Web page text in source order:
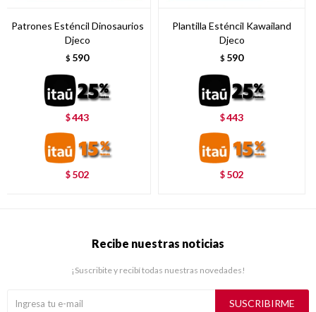
Patrones Esténcil Dinosaurios
Djeco
$ 590
$443
$ 502
Plantilla Esténcil Kawailand
Djeco
$ 590
$443
$ 502
Recibe nuestras noticias
¡Suscribite y recibí todas nuestras novedades!
SUSCRIBIRME